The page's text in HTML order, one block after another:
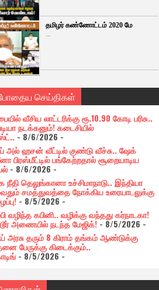
தமிழர் கண்ணோட்டம் 2020 மே
...
செய்திகள்
வீசிய லாட்டரிக்கு ரூ.10.90 கோடி பரிசு..
நடக்கனும்! கடைசியில்
- 8/6/2026 -
அல் ஹசன் வீட்டில் குண்டு வீச்சு.. ஷேக்
பிரஸ்மீட்டில் பங்கேற்றதால் சூறையாடிய
- 8/6/2026 -
நீதி தெலுங்கானா உச்சிமாநாடு.. இந்தியா
சமத்துவத்தை நோக்கிய உரையாடலுக்கு
- 8/5/2026 -
வழிந்த கபினி.. வழிக்கு வந்தது கர்நாடகா!
அணையில் நடந்த மேஜிக்!- 8/5/2026 -
அரசு தரும் 8 கிராம் தங்கம் ஆண்டுக்கு
பேருக்கு கிடைக்கும்..
- 8/5/2026 -